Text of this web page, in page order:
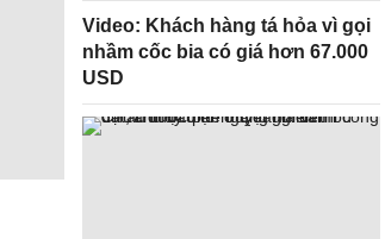
Video: Khách hàng tá hỏa vì gọi
nhầm cốc bia có giá hơn 67.000
USD